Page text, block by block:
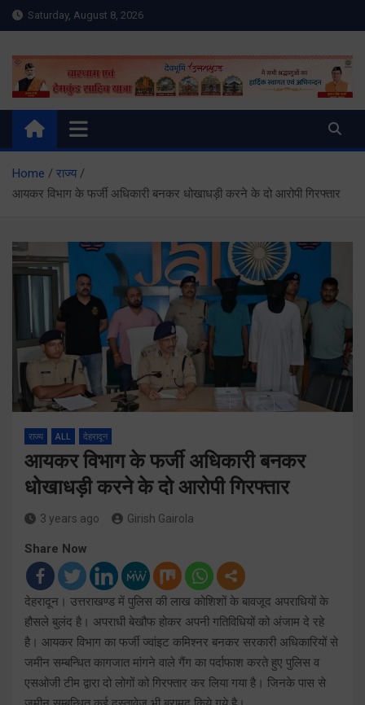
Skip
to
Saturday, August 8, 2026
Meru Raibar | Uttarakhand
News | Uttarkashi News
meruraibar.com
Home
राज्य
आयकर विभाग के फर्जी अधिकारी बनकर धोखाधड़ी करने के दो आरोपी गिरफ्तार
राज्य ALL देहरादून
आयकर विभाग के फर्जी अधिकारी बनकर
धोखाधड़ी करने के दो आरोपी गिरफ्तार
3 years ago Girish Gairola
Share Now
देहरादून। उत्तराखण्ड में पुलिस की लाख कोशिशों के बावजूद अपराधियों के
हौसले बुलंद है। अपराधी बेखौफ होकर अपनी गतिविधियों को अंजाम दे रहे
है। आयकर विभाग का फर्जी ज्वांइट कमिश्नर बनकर सरकारी अधिकारियों से
जमीन सम्बन्धित कागजात मांगने वाले गैंग का पर्दाफाश करते हुए पुलिस व
एसओजी टीम द्वारा दो लोगों को गिरफ्तार कर लिया गया है। जिनके पास से